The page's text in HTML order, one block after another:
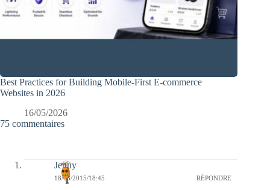
Best Practices for Building Mobile-First E-commerce
Websites in 2026
16/05/2026
75 commentaires
Jenny
18/03/2015/18:45 RÉPONDRE